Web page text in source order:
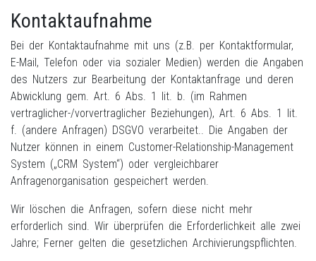
Kontaktaufnahme
Bei der Kontaktaufnahme mit uns (z.B. per Kontaktformular,
E-Mail, Telefon oder via sozialer Medien) werden die Angaben
des Nutzers zur Bearbeitung der Kontaktanfrage und deren
Abwicklung gem. Art. 6 Abs. 1 lit. b. (im Rahmen
vertraglicher-/vorvertraglicher Beziehungen), Art. 6 Abs. 1 lit.
f. (andere Anfragen) DSGVO verarbeitet.. Die Angaben der
Nutzer können in einem Customer-Relationship-Management
System („CRM System“) oder vergleichbarer
Anfragenorganisation gespeichert werden.
Wir löschen die Anfragen, sofern diese nicht mehr
erforderlich sind. Wir überprüfen die Erforderlichkeit alle zwei
Jahre; Ferner gelten die gesetzlichen Archivierungspflichten.